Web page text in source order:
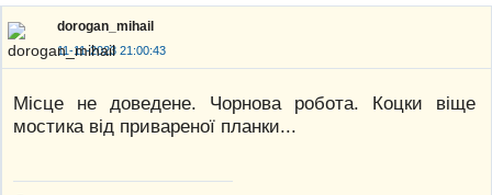
dorogan_mihail
11-11-2023 21:00:43
Місце не доведене. Чорнова робота. Коцки віще
мостика від привареної планки...